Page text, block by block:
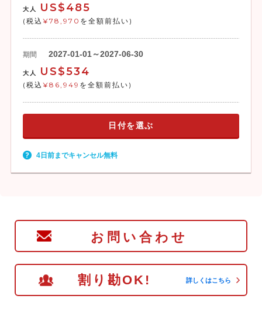
大人 US$485
(税込 ¥78,970 を全額前払い)
期間 2027-01-01～2027-06-30
大人 US$534
(税込 ¥86,949 を全額前払い)
日付を選ぶ
4日前までキャンセル無料
お問い合わせ
割り勘OK! 詳しくはこちら